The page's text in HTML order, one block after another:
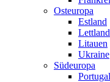
Osteuropa
Estland
Lettland
Litauen
Ukraine
Südeuropa
Portugal